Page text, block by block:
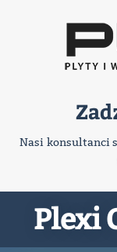
Nasi konsultanci
Plexi